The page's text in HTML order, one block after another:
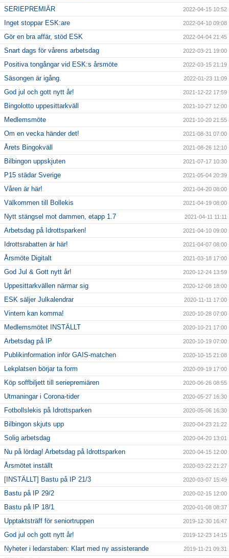
SERIEPREMIÄR 2022-04-15 10:52
Inget stoppar ESK:are 2022-04-10 09:08
Gör en bra affär, stöd ESK 2022-04-04 21:45
Snart dags för vårens arbetsdag 2022-03-21 19:00
Positiva tongångar vid ESK:s årsmöte 2022-03-15 21:19
Säsongen är igång. 2022-01-23 11:09
God jul och gott nytt år! 2021-12-22 17:59
Bingolotto uppesittarkväll 2021-10-27 12:00
Medlemsmöte 2021-10-20 21:55
Om en vecka händer det! 2021-08-31 07:00
Årets Bingokväll 2021-08-26 12:10
Bilbingon uppskjuten 2021-07-17 10:30
P15 städar Sverige 2021-05-04 20:39
Våren är här! 2021-04-20 08:00
Välkommen till Bollekis 2021-04-19 08:00
Nytt stängsel mot dammen, etapp 1.7 2021-04-11 11:11
Arbetsdag på Idrottsparken! 2021-04-10 09:00
Idrottsrabatten är här! 2021-04-07 08:00
Årsmöte Digitalt 2021-03-18 17:00
God Jul & Gott nytt år! 2020-12-24 13:59
Uppesittarkvällen närmar sig 2020-12-08 18:00
ESK säljer Julkalendrar 2020-11-11 17:00
Vintern kan komma! 2020-10-28 07:00
Medlemsmötet INSTÄLLT 2020-10-21 17:00
Arbetsdag på IP 2020-10-19 07:00
Publikinformation inför GAIS-matchen 2020-10-15 21:08
Lekplatsen börjar ta form 2020-09-19 17:00
Köp soffbiljett till seriepremiären 2020-06-26 08:55
Utmaningar i Corona-tider 2020-05-27 16:30
Fotbollslekis på Idrottsparken 2020-05-06 16:30
Bilbingon skjuts upp 2020-04-23 21:22
Solig arbetsdag 2020-04-20 13:01
Nu på lördag! Arbetsdag på Idrottsparken 2020-04-15 12:00
Årsmötet inställt 2020-03-22 21:27
[INSTÄLLT] Bastu på IP 21/3 2020-03-07 15:49
Bastu på IP 29/2 2020-02-15 12:00
Bastu på IP 18/1 2020-01-08 08:37
Upptaktsträff för seniortruppen 2019-12-30 16:47
God jul och gott nytt år! 2019-12-23 14:15
Nyheter i ledarstaben: Klart med ny assisterande 2019-11-21 09:31